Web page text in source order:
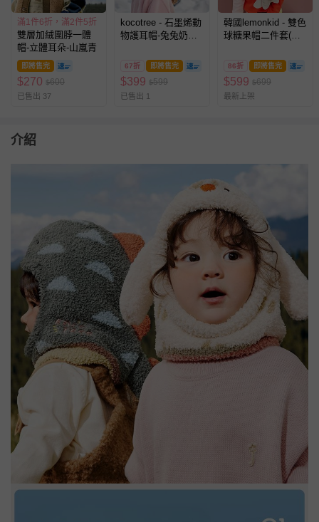
滿1件6折，滿2件5折
雙層加絨圍脖一體
帽-立體耳朵-山嵐青
即將售完
$270 $600
已售出 37
kocotree - 石墨烯動
物護耳帽-兔兔奶糖
67折 即將售完
$399 $599
已售出 1
韓國lemonkid - 雙色
球糖果帽二件套(圍
碼 (帽圍48cm))
86折 即將售完
$599 $699
最新上架
介紹